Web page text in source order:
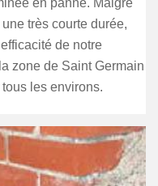
en panne. Malgré
très courte durée,
de notre
zone de Saint Germain
les environs.